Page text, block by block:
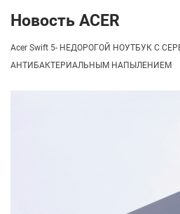
+74952666992
Новость ACER
Acer Swift 5- НЕДОРОГОЙ НОУТБУК С
АНТИБАКТЕРИАЛЬНЫМ НАПЫЛЕНИЕМ